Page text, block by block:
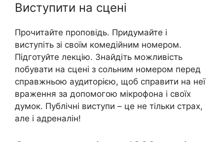
Виступити на сцені
Прочитайте проповідь. Придумайте і
виступіть зі своїм комедійним номером.
Підготуйте лекцію. Знайдіть можливість
побувати на сцені з сольним номером перед
справжньою аудиторією, щоб справити на неї
враження за допомогою мікрофона і своїх
думок. Публічні виступи – це не тільки стpaх,
але і адpeналін!